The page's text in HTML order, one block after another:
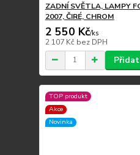
ZADNÍ SVĚTLA, LAMPY
2007, ČIRÉ, CHROM
2 550 Kč/ks
2 107 Kč bez DPH
TOP produkt
Akce
Novinka